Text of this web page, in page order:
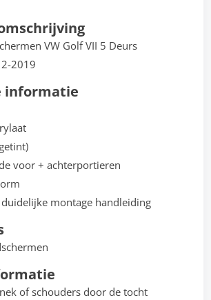
VW Golf VII 5 Deurs
2019
informatie
voor + achterportieren
duidelijke montage handleiding
of schouders door de tocht